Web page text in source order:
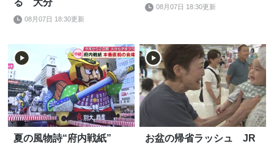
る 大分
08月07日 18:30更新
08月07日 18:30更新
夏の風物詩“府内戦紙”
お盆の帰省ラッシュ JR